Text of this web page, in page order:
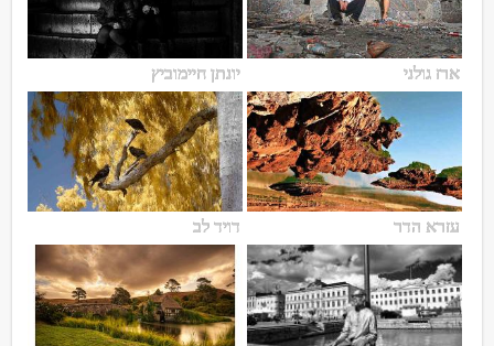
ארז גולני יונתן חיימוביץ
עזרא הדר דויד לב